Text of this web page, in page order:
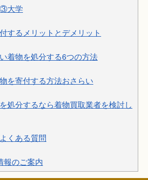
大学
するメリットとデメリット
着物を処分する6つの方法
を寄付する方法おさらい
処分するなら着物買取業者を検討し
くある質問
報のご案内